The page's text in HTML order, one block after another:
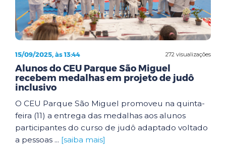
272 visualizações
15/09/2025, às 13:44
Alunos do CEU Parque São Miguel
recebem medalhas em projeto de judô
inclusivo
O CEU Parque São Miguel promoveu na quinta-
feira (11) a entrega das medalhas aos alunos
participantes do curso de judô adaptado voltado
a pessoas ... [saiba mais]